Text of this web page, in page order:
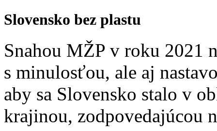
Slovensko bez plastu
Snahou MŽP v roku 2021
s minulosťou, ale aj
aby sa Slovensko stalo v
krajinou, zodpovedajúcou